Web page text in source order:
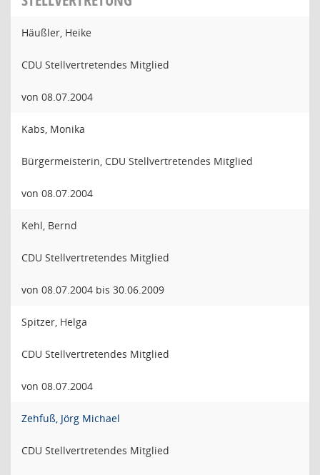
Häußler, Heike
CDU Stellvertretendes Mitglied
von 08.07.2004
Kabs, Monika
Bürgermeisterin, CDU Stellvertretendes Mitglied
von 08.07.2004
Kehl, Bernd
CDU Stellvertretendes Mitglied
von 08.07.2004 bis 30.06.2009
Spitzer, Helga
CDU Stellvertretendes Mitglied
von 08.07.2004
Zehfuß, Jörg Michael
CDU Stellvertretendes Mitglied